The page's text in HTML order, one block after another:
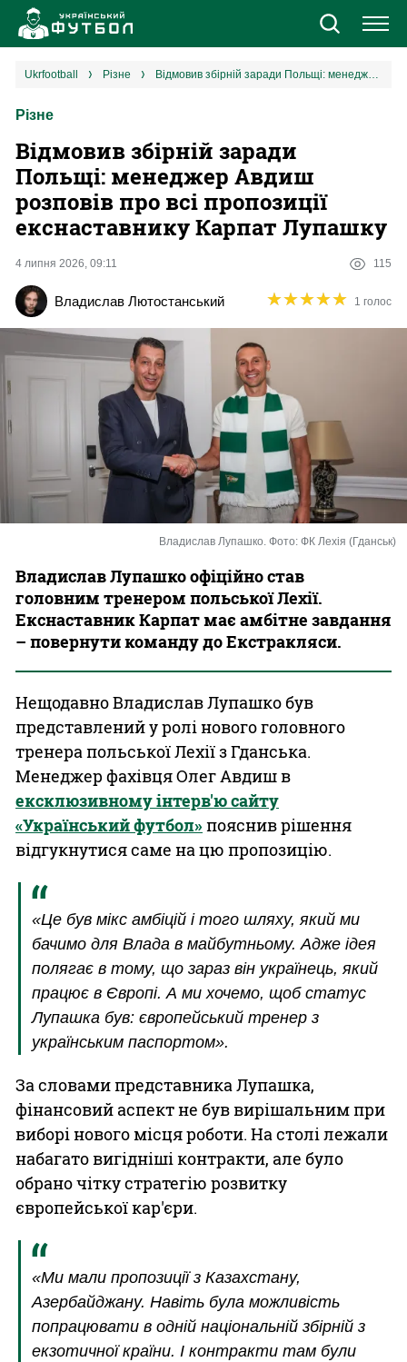
Новини
Єврокубки
УПЛ
2 ліга
Букмекери
Казино
ukrfootball різне Відмовив збірній заради Польщі: менеджер Авдиш розповів про всі пропозиції екснаставнику Карпат Лупашку
Різне
Відмовив збірній заради
Польщі: менеджер Авдиш
розповів про всі пропозиції
екснаставнику Карпат Лупашку
4 липня 2026, 09:11 115
Владислав Лютостанський ★★★★★
★★★★★ 1 голос
Владислав Лупашко. Фото: ФК Лехія (Гданськ)
Владислав Лупашко офіційно став
головним тренером польської Лехії.
Екснаставник Карпат має амбітне завдання
– повернути команду до Екстракляси.
Нещодавно Владислав Лупашко був
представлений у ролі нового головного
тренера польської Лехії з Гданська.
Менеджер фахівця Олег Авдиш в
ексклюзивному інтерв'ю сайту
«Український футбол»пояснив рішення
відгукнутися саме на цю пропозицію.
«Це був мікс амбіцій і того шляху, який ми
бачимо для Влада в майбутньому. Адже ідея
полягає в тому, що зараз він українець, який
працює в Європі. А ми хочемо, щоб статус
Лупашка був: європейський тренер з
українським паспортом».
За словами представника Лупашка,
фінансовий аспект не був вирішальним при
виборі нового місця роботи. На столі лежали
набагато вигідніші контракти, але було
обрано чітку стратегію розвитку
європейської кар'єри.
«Ми мали пропозиції з Казахстану,
Азербайджану. Навіть була можливість
попрацювати в одній національній збірній з
екзотичної країни. І контракти там були